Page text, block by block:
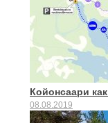
Койонсаари
08.08.2019